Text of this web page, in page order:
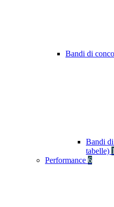
Bandi di
Bandi
tabelle)
Performance 6